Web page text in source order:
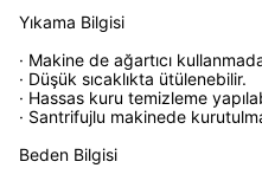
Yıkama Bilgisi
· Makine de ağartıcı
· Düşük sıcaklıkta ütülenebilir.
· Hassas kuru temizleme
· Santrifujlu makinede
Beden Bilgisi